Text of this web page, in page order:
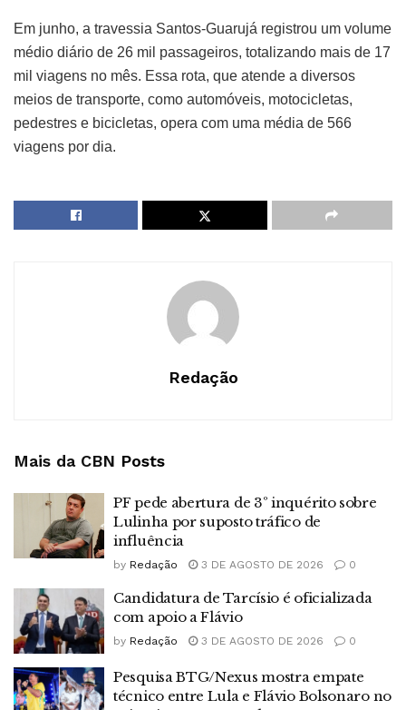
Em junho, a travessia Santos-Guarujá registrou um volume
médio diário de 26 mil passageiros, totalizando mais de 17
mil viagens no mês. Essa rota, que atende a diversos
meios de transporte, como automóveis, motocicletas,
pedestres e bicicletas, opera com uma média de 566
viagens por dia.
Redação
Mais da CBN Posts
PF pede abertura de 3º inquérito sobre
Lulinha por suposto tráfico de
influência
by Redação 3 DE AGOSTO DE 2026 0
Candidatura de Tarcísio é oficializada
com apoio a Flávio
by Redação 3 DE AGOSTO DE 2026 0
Pesquisa BTG/Nexus mostra empate
técnico entre Lula e Flávio Bolsonaro no